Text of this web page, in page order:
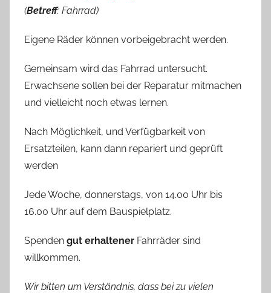
(Betreff: Fahrrad)
Eigene Räder können vorbeigebracht werden.
Gemeinsam wird das Fahrrad untersucht.
Erwachsene sollen bei der Reparatur mitmachen
und vielleicht noch etwas lernen.
Nach Möglichkeit, und Verfügbarkeit von
Ersatzteilen, kann dann repariert und geprüft
werden
Jede Woche, donnerstags, von 14.00 Uhr bis
16.00 Uhr auf dem Bauspielplatz.
Spenden gut erhaltener Fahrräder sind
willkommen.
Wir bitten um Verständnis, dass bei zu vielen